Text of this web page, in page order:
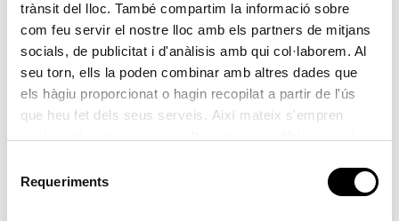
trànsit del lloc. També compartim la informació sobre
com feu servir el nostre lloc amb els partners de mitjans
socials, de publicitat i d'anàlisis amb qui col·laborem. Al
seu torn, ells la poden combinar amb altres dades que
els hàgiu proporcionat o hagin recopilat a partir de l'ús
que heu fet dels seus serveis. Així mateix s'empren
acceptació.
Requeriments
Valenciaport adjudica la concessió per
a una planta de combustibles
renovables a Sagunt